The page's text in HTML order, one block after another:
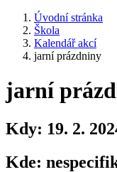
Úvodní stránka
Škola
Kalendář akcí
jarní prázdniny
jarní
Kdy: 19. 2.
Kde: